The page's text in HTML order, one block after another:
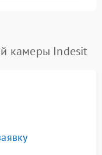
камеры Indesit